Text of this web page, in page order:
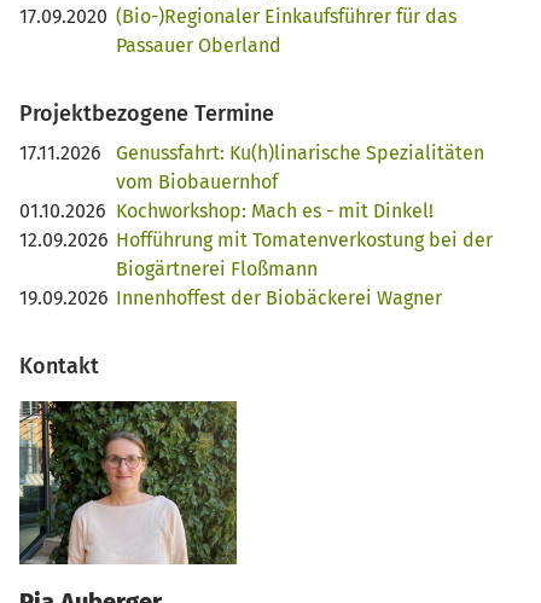
17.09.2020 (Bio-)Regionaler Einkaufsführer für das
Passauer Oberland
Projektbezogene Termine
17.11.2026
Genussfahrt: Ku(h)linarische Spezialitäten
vom Biobauernhof
01.10.2026 Kochworkshop: Mach es - mit Dinkel!
12.09.2026 Hofführung mit Tomatenverkostung bei der
Biogärtnerei Floßmann
19.09.2026 Innenhoffest der Biobäckerei Wagner
Kontakt